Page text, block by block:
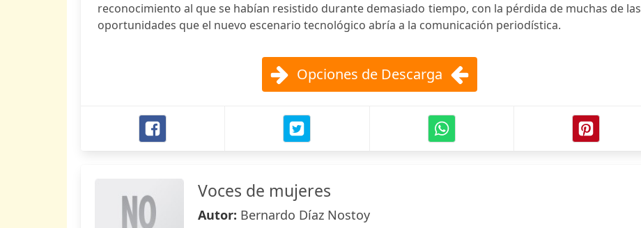
reconocimiento al que se habían resistido durante demasiado tiempo, con la pérdida de muchas de las
oportunidades que el nuevo escenario tecnológico abría a la comunicación periodística.
Opciones de Descarga
Voces de mujeres
Autor: Bernardo Díaz Nostoy